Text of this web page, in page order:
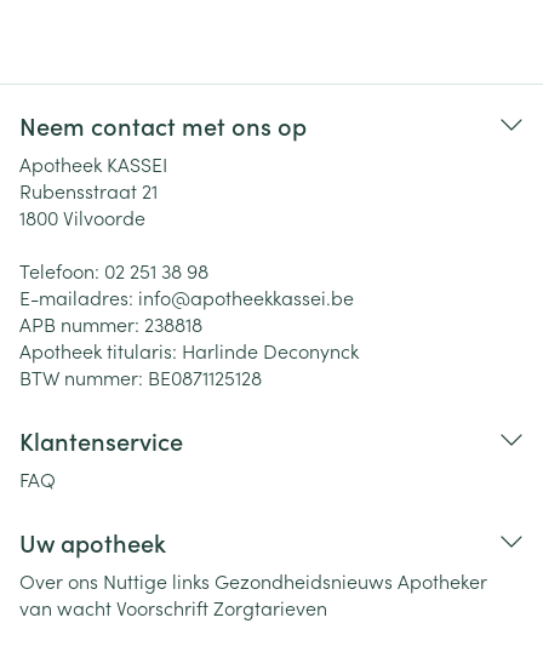
Neem contact met ons op
Apotheek KASSEI
Rubensstraat 21
1800Vilvoorde
Telefoon: 02 251 38 98
E-mailadres: info@apotheekkassei.be
APB nummer: 238818
Apotheek titularis: Harlinde Deconynck
BTW nummer: BE0871125128
Klantenservice
FAQ
Uw apotheek
Over ons Nuttige links Gezondheidsnieuws Apotheker
van wachtVoorschriftZorgtarieven